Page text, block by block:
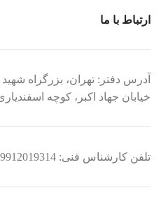
ارتباط با ما
آدرس دفتر: تهران، بزرگراه
خیابان جهاد اکبر، کوچه
تلفن کارشناس فنی: 09912019314